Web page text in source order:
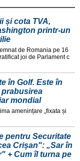
și cota TVA,
printr-un
de Romania pe 16
joi de Parlament c
în Golf. Este în
prabusirea
mondial
amenințare „fixata și
pentru Securitate
Crișan": „Sar în
+ Cum îl turna pe